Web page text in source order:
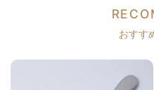
おすす